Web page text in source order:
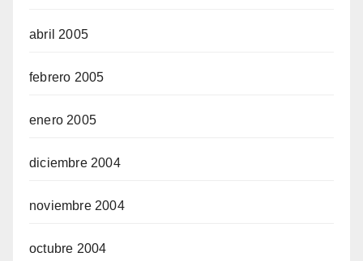
abril 2005
febrero 2005
enero 2005
diciembre 2004
noviembre 2004
octubre 2004